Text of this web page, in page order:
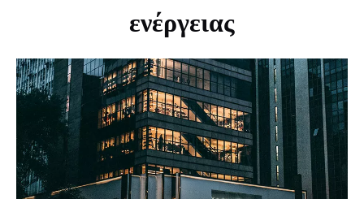
ενέργειας